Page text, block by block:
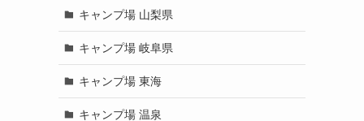
キャンプ場 山梨県
キャンプ場 岐阜県
キャンプ場 東海
キャンプ場 温泉